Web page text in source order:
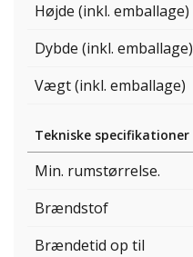
Højde (inkl. emballage)
Dybde (inkl. emballage)
Vægt (inkl. emballage)
Tekniske specifikationer
Min. rumstørrelse.
Brændstof
Brændetid op til